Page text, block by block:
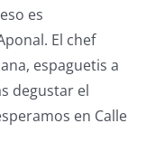
es
El chef
espaguetis a
degustar el
en Calle